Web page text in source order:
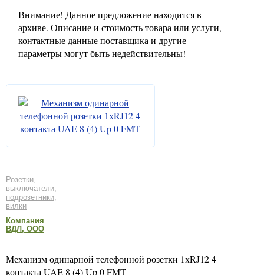
Внимание! Данное предложение находится в
архиве. Описание и стоимость товара или услуги,
контактные данные поставщика и другие
параметры могут быть недействительны!
Розетки,
выключатели,
подрозетники,
вилки
Компания
ВДЛ, ООО
Механизм одинарной телефонной розетки 1хRJ12 4
контакта UAE 8 (4) Up 0 FMT